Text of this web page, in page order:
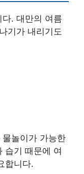
. 대만의 여름
기가 내리기도
놀이가 가능한
습기 때문에 여
합니다.